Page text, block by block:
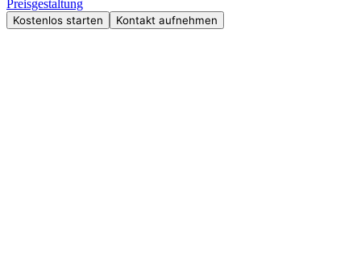
Preisgestaltung
Kostenlos starten Kontakt aufnehmen